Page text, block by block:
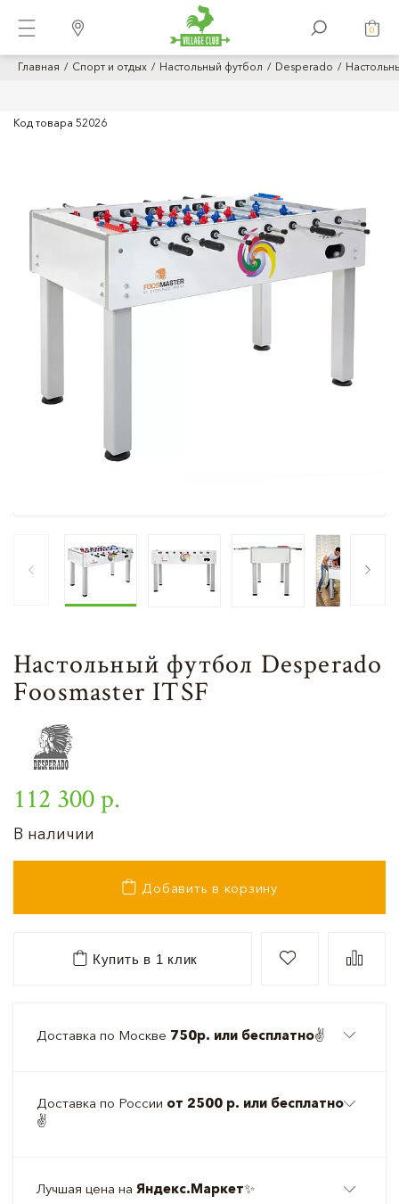
0
Главная Спорт и отдых Настольный футбол Desperado
Код товара 52026
Настольный футбол Desperado
Foosmaster ITSF
112 300 р.
В наличии
Добавить в корзину
Купить в 1 клик
Доставка по Москве 750р. или бесплатно✌️
Доставка по России от 2500 р. или бесплатно
✌️
Лучшая цена на Яндекс.Маркет✨